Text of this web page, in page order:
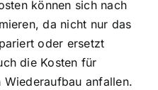
können sich nach
da nicht nur das
oder ersetzt
die Kosten für
anfallen.